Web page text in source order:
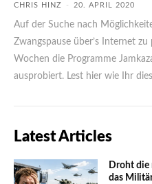
CHRIS HINZ - 20. APRIL 2020
Auf der Suche nach
Zwangspause über’s Internet
Wochen die Programme Jamkazam,
ausprobiert. Lest hier wie Ihr
Latest Articles
Droht die
das